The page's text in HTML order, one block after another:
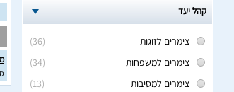
קהל יעד
(36)
צימרים לזוגות
(34)
צימרים למשפחות
(13)
צימרים למסיבות